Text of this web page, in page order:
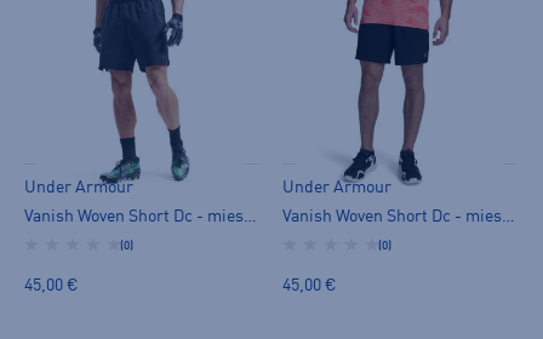
Under Armour
(0)
45,00 €
Under Armour
(0)
45,00 €